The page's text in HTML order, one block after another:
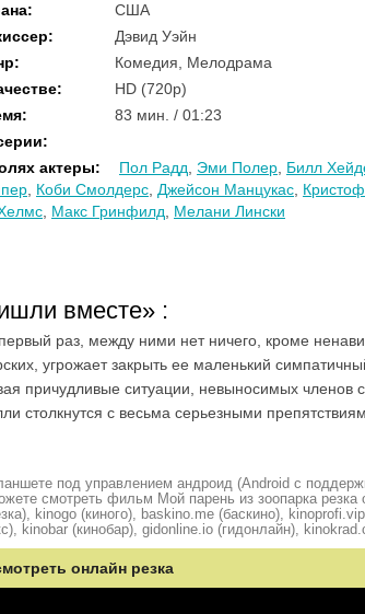
:
США
:
Дэвид Уэйн
:
Комедия, Мелодрама
:
HD (720p)
:
83 мин. / 01:23
:
актеры: Пол Радд Эми Полер Билл
Коби Смолдерс Джейсон Манцукас
Макс Гринфилд Мелани Лински
вместе» :
раз, между ними нет ничего, кроме
угрожает закрыть ее маленький
причудливые ситуации, невыносимых членов
столкнутся с весьма серьезными
под управлением андроид (Android с
смотреть фильм Мой парень из зоопарка резка
kinogo (киного), baskino.me (баскино),
kinobar (кинобар), gidonline.io (гидонлайн),
онлайн резка